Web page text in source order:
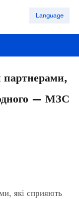
Language
партнерами,
— МЗС
які сприяють